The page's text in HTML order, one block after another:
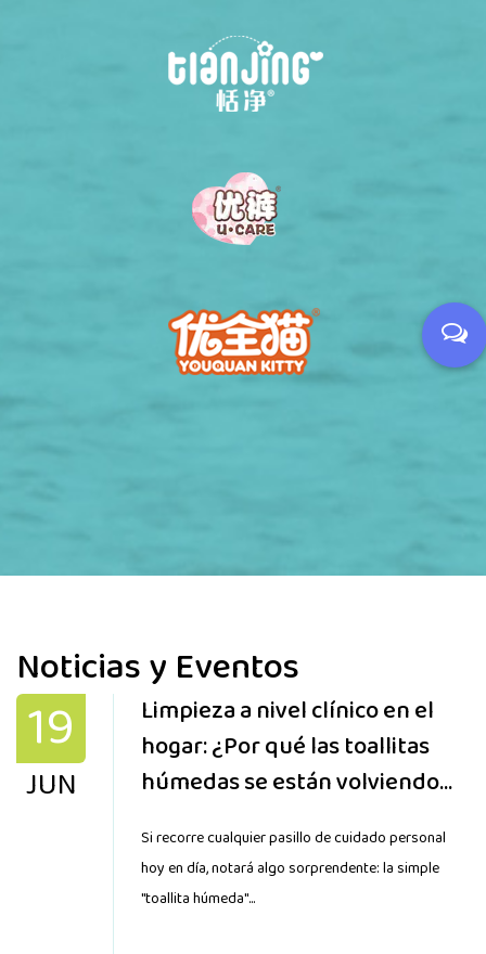
Noticias y Eventos
19
JUN
Limpieza a nivel clínico en el
hogar: ¿Por qué las toallitas
húmedas se están volviendo
Si recorre cualquier pasillo de cuidado personal
hoy en día, notará algo sorprendente: la simple
"toallita húmeda"...